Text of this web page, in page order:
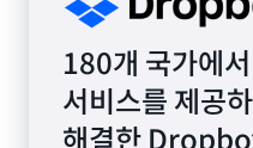
180개 국가에
서비스를 제공
해결한